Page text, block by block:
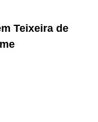
Teixeira de